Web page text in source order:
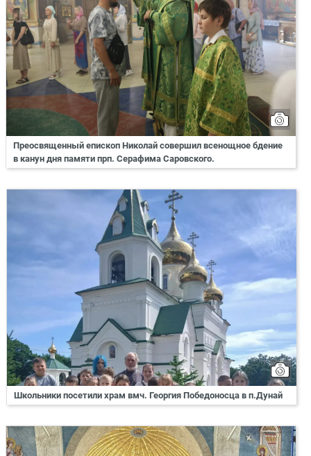
Преосвященный епископ Николай совершил всенощное бдение
в канун дня памяти прп. Серафима Саровского.
Школьники посетили храм вмч. Георгия Победоносца в п.Дунай